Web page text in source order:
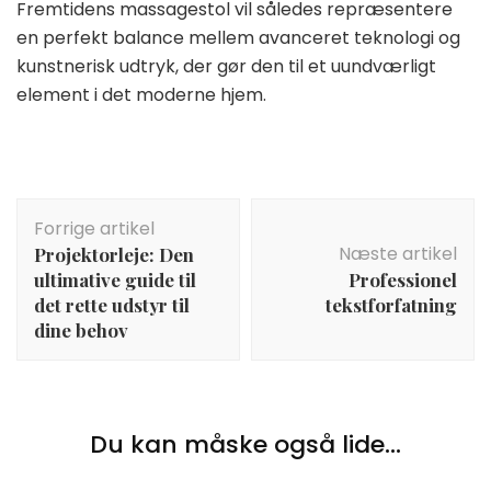
Fremtidens massagestol vil således repræsentere
en perfekt balance mellem avanceret teknologi og
kunstnerisk udtryk, der gør den til et uundværligt
element i det moderne hjem.
Forrige artikel
Projektorleje: Den
ultimative guide til
det rette udstyr til
dine behov
Næste artikel
Professionel
tekstforfatning
Du kan måske også lide...